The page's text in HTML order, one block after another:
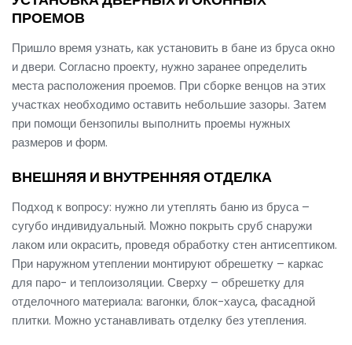
ПРОЕМОВ
Пришло время узнать, как установить в бане из бруса окно
и двери. Согласно проекту, нужно заранее определить
места расположения проемов. При сборке венцов на этих
участках необходимо оставить небольшие зазоры. Затем
при помощи бензопилы выполнить проемы нужных
размеров и форм.
ВНЕШНЯЯ И ВНУТРЕННЯЯ ОТДЕЛКА
Подход к вопросу: нужно ли утеплять баню из бруса –
сугубо индивидуальный. Можно покрыть сруб снаружи
лаком или окрасить, проведя обработку стен антисептиком.
При наружном утеплении монтируют обрешетку – каркас
для паро- и теплоизоляции. Сверху – обрешетку для
отделочного материала: вагонки, блок-хауса, фасадной
плитки. Можно устанавливать отделку без утепления.